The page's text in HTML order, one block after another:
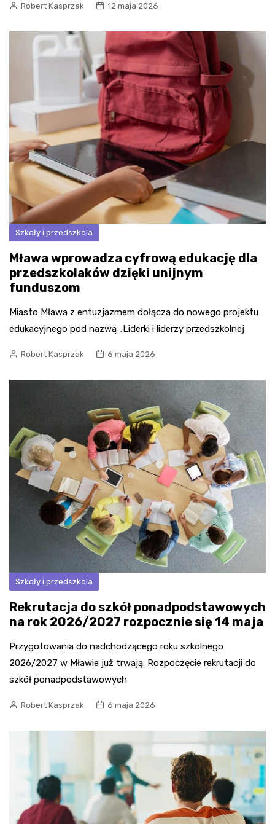
Robert Kasprzak 12 maja 2026
Szkoły i przedszkola
Mława wprowadza cyfrową edukację dla
przedszkolaków dzięki unijnym
funduszom
Miasto Mława z entuzjazmem dołącza do nowego projektu
edukacyjnego pod nazwą „Liderki i liderzy przedszkolnej
Robert Kasprzak 6 maja 2026
Szkoły i przedszkola
Rekrutacja do szkół ponadpodstawowych
na rok 2026/2027 rozpocznie się 14 maja
Przygotowania do nadchodzącego roku szkolnego
2026/2027 w Mławie już trwają. Rozpoczęcie rekrutacji do
szkół ponadpodstawowych
Robert Kasprzak 6 maja 2026